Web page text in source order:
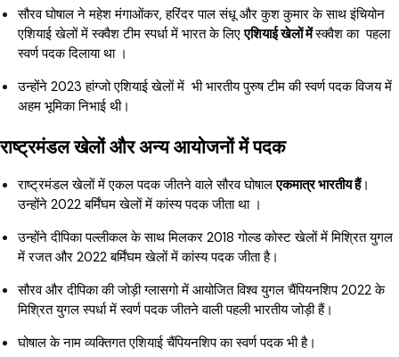
सौरव घोषाल ने महेश मंगाओंकर, हरिंदर पाल संधू और कुश कुमार के साथ इंचियोन
एशियाई खेलों में स्क्वैश टीम स्पर्धा में भारत के लिएएशियाई खेलों मेंस्क्वैश का पहला
स्वर्ण पदक दिलाया था ।
उन्होंने 2023 हांग्जो एशियाई खेलों में भी भारतीय पुरुष टीम की स्वर्ण पदक विजय में
अहम भूमिका निभाई थी।
राष्ट्रमंडल खेलों और अन्य आयोजनों में पदक
राष्ट्रमंडल खेलों में एकल पदक जीतने वाले सौरव घोषालएकमात्र भारतीय हैं।
उन्होंने 2022 बर्मिंघम खेलों में कांस्य पदक जीता था ।
उन्होंने दीपिका पल्लीकल के साथ मिलकर 2018 गोल्ड कोस्ट खेलों में मिश्रित युगल
में रजत और 2022 बर्मिंघम खेलों में कांस्य पदक जीता है।
सौरव और दीपिका की जोड़ी ग्लासगो में आयोजित विश्व युगल चैंपियनशिप 2022 के
मिश्रित युगल स्पर्धा में स्वर्ण पदक जीतने वाली पहली भारतीय जोड़ी हैं।
घोषाल के नाम व्यक्तिगत एशियाई चैंपियनशिप का स्वर्ण पदक भी है।